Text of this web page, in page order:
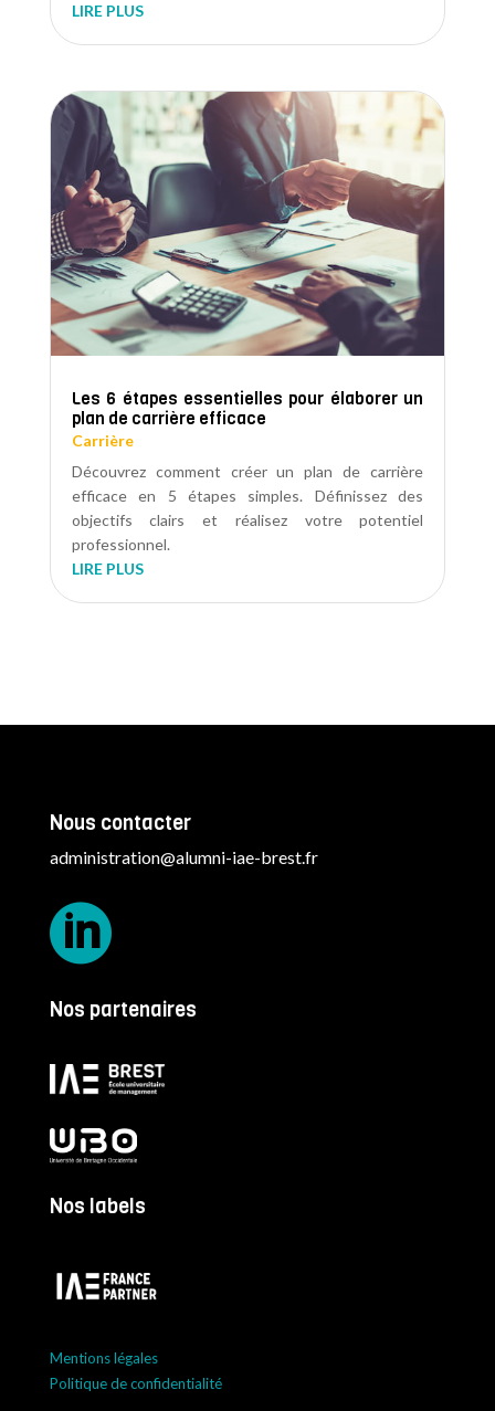
LIRE PLUS
Les 6 étapes essentielles pour élaborer un
plan de carrière efficace
Carrière
Découvrez comment créer un plan de carrière
efficace en 5 étapes simples. Définissez des
objectifs clairs et réalisez votre potentiel
professionnel.
LIRE PLUS
Nous contacter
administration@alumni-iae-brest.fr

Nos partenaires
Nos labels
Mentions légales
Politique de confidentialité